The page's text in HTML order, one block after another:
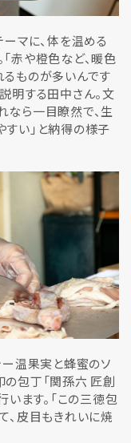
マに、体を温める
赤や橙色など、暖色
るものが多いんです
明する田中さん。文
なら一目瞭然で、生
すい」と納得の様子
ー温果実と蜂蜜のソ
の包丁「関孫六 匠創
ます。「この三徳包
、皮目もきれいに焼